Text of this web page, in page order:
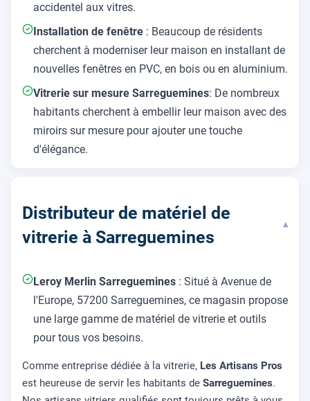
accidentel aux vitres.
Installation de fenêtre : Beaucoup de résidents
cherchent à moderniser leur maison en installant de
nouvelles fenêtres en PVC, en bois ou en aluminium.
Vitrerie sur mesure Sarreguemines: De nombreux
habitants cherchent à embellir leur maison avec des
miroirs sur mesure pour ajouter une touche
d'élégance.
Distributeur de matériel de
vitrerie à Sarreguemines
▾
Leroy Merlin Sarreguemines : Situé à Avenue de
l'Europe, 57200 Sarreguemines, ce magasin propose
une large gamme de matériel de vitrerie et outils
pour tous vos besoins.
Comme entreprise dédiée à la vitrerie, Les Artisans Pros
est heureuse de servir les habitants de Sarreguemines.